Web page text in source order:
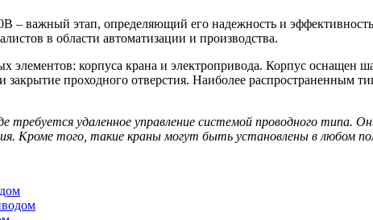
– важный этап, определяющий его надежность и
в области автоматизации и производства.
элементов: корпуса крана и электропривода. Корпус оснащен
проходного отверстия. Наиболее распространенным
удаленное управление системой проводного типа.
того, такие краны могут быть установлены в любом